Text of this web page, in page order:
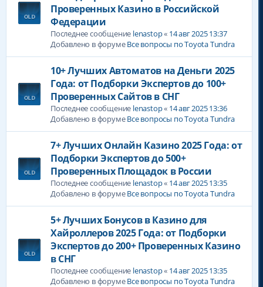
Проверенных Казино в Российской
Федерации
Последнее сообщение lenastop« 14 авг 2025 13:37
Добавлено в форумеВсе вопросы по Toyota Tundra
10+ Лучших Автоматов на Деньги 2025
Года: от Подборки Экспертов до 100+
Проверенных Сайтов в СНГ
Последнее сообщение lenastop« 14 авг 2025 13:36
Добавлено в форумеВсе вопросы по Toyota Tundra
7+ Лучших Онлайн Казино 2025 Года: от
Подборки Экспертов до 500+
Проверенных Площадок в России
Последнее сообщение lenastop« 14 авг 2025 13:35
Добавлено в форумеВсе вопросы по Toyota Tundra
5+ Лучших Бонусов в Казино для
Хайроллеров 2025 Года: от Подборки
Экспертов до 200+ Проверенных Казино
в СНГ
Последнее сообщение lenastop« 14 авг 2025 13:35
Добавлено в форумеВсе вопросы по Toyota Tundra